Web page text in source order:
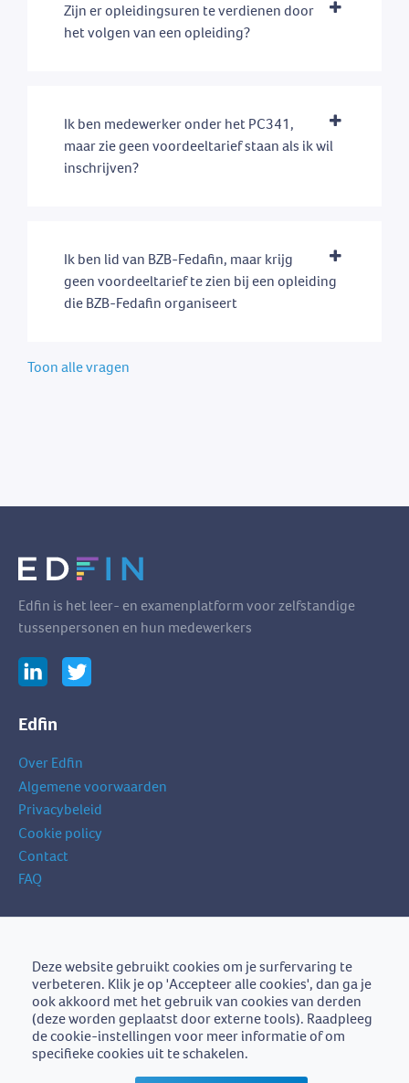
Zijn er opleidingsuren te verdienen door
het volgen van een opleiding?
Ik ben medewerker onder het PC341,
maar zie geen voordeeltarief staan als ik wil
inschrijven?
Ik ben lid van BZB-Fedafin, maar krijg
geen voordeeltarief te zien bij een opleiding
die BZB-Fedafin organiseert
Toon alle vragen
Edfin is het leer- en examenplatform voor zelfstandige
tussenpersonen en hun medewerkers
Edfin
Over Edfin
Algemene voorwaarden
Privacybeleid
Cookie policy
Contact
FAQ
Schrijf je in op onze nieuwsbrief
mailadres
Schrijf je in
Deze website gebruikt cookies om je surfervaring te
verbeteren. Klik je op 'Accepteer alle cookies', dan ga je
ook akkoord met het gebruik van cookies van derden
(deze worden geplaatst door externe tools). Raadpleeg
de cookie-instellingen voor meer informatie of om
specifieke cookies uit te schakelen.